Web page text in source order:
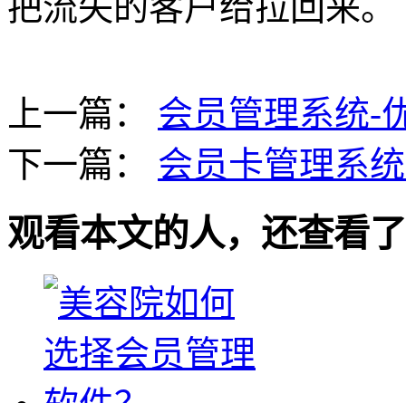
把流失的客户给拉回来。
上一篇： 会员管理系统-
下一篇： 会员卡管理系
观看本文的人，还查看